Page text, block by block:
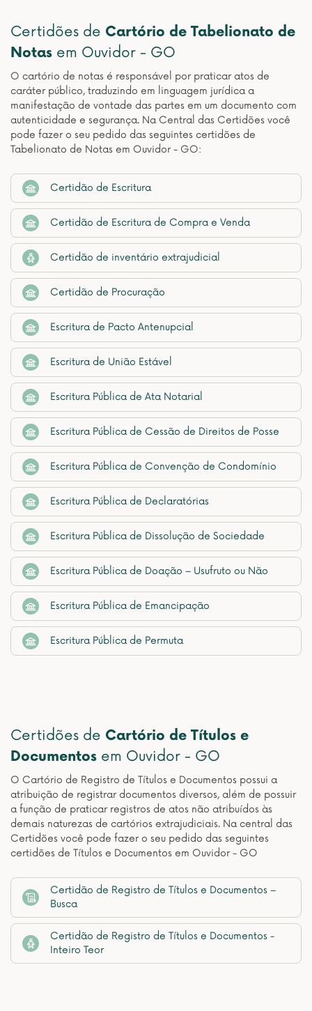
Certidões de Cartório de Tabelionato de
Notas em Ouvidor - GO
O cartório de notas é responsável por praticar atos de
caráter público, traduzindo em linguagem jurídica a
manifestação de vontade das partes em um documento com
autenticidade e segurança. Na Central das Certidões você
pode fazer o seu pedido das seguintes certidões de
Tabelionato de Notas em Ouvidor - GO:
Certidão de Escritura
Certidão de Escritura de Compra e Venda
Certidão de inventário extrajudicial
Certidão de Procuração
Escritura de Pacto Antenupcial
Escritura de União Estável
Escritura Pública de Ata Notarial
Escritura Pública de Cessão de Direitos de Posse
Escritura Pública de Convenção de Condomínio
Escritura Pública de Declaratórias
Escritura Pública de Dissolução de Sociedade
Escritura Pública de Doação – Usufruto ou Não
Escritura Pública de Emancipação
Escritura Pública de Permuta
Certidões de Cartório de Títulos e
Documentos em Ouvidor - GO
O Cartório de Registro de Títulos e Documentos possui a
atribuição de registrar documentos diversos, além de possuir
a função de praticar registros de atos não atribuídos às
demais naturezas de cartórios extrajudiciais. Na central das
Certidões você pode fazer o seu pedido das seguintes
certidões de Títulos e Documentos em Ouvidor - GO
Certidão de Registro de Títulos e Documentos –
Busca
Certidão de Registro de Títulos e Documentos -
Inteiro Teor